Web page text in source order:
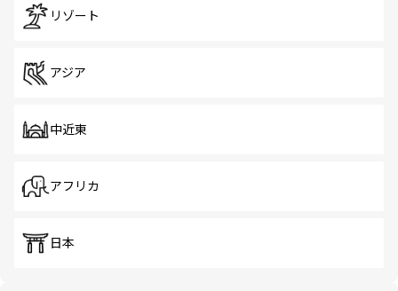
リゾート
アジア
中近東
アフリカ
日本